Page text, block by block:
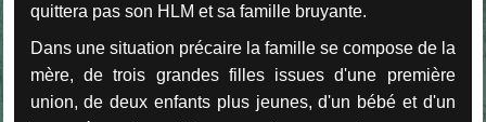
quittera pas son HLM et sa famille bruyante.
Dans une situation précaire la famille se compose de la
mère, de trois grandes filles issues d'une première
union, de deux enfants plus jeunes, d'un bébé et d'un